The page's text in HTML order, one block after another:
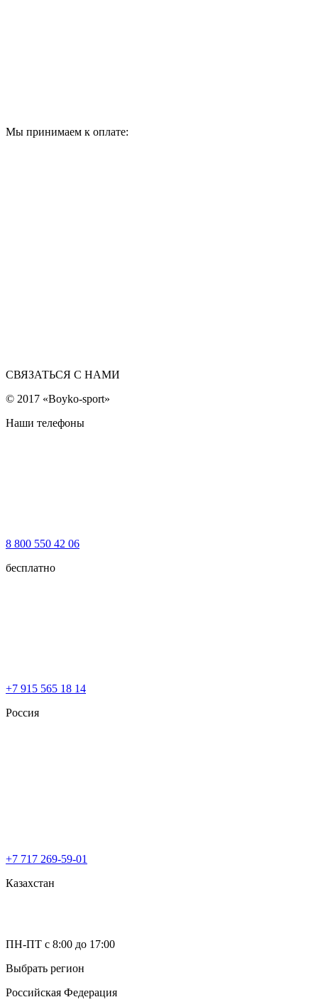
Мы принимаем к оплате:
СВЯЗАТЬСЯ С НАМИ
© 2017 «Boyko-sport»
Наши телефоны
8 800 550 42 06
бесплатно
+7 915 565 18 14
Россия
+7 717 269-59-01
Казахстан
ПН-ПТ с 8:00 до 17:00
Выбрать регион
Российская Федерация